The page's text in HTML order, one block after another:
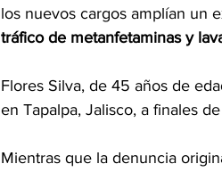
los nuevos cargos amplían un
tráfico de metanfetaminas y
Flores Silva, de 45 años de
en Tapalpa, Jalisco, a finales
Mientras que la denuncia